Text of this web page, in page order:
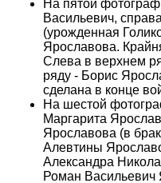
На пятой
Васильевич,
(урожденная
Ярославова.
Слева в верхнем
ряду - Борис
сделана в конце
На шестой
Маргарита
Ярославова (в
Алевтины
Александра
Роман